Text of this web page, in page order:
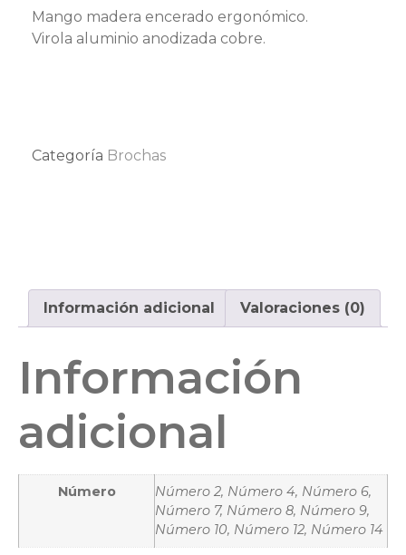
Mango madera encerado ergonómico.
Virola aluminio anodizada cobre.
Categoría Brochas
Información adicional Valoraciones (0)
Información
adicional
Número
Número 2, Número 4, Número 6,
Número 7, Número 8, Número 9,
Número 10, Número 12, Número 14